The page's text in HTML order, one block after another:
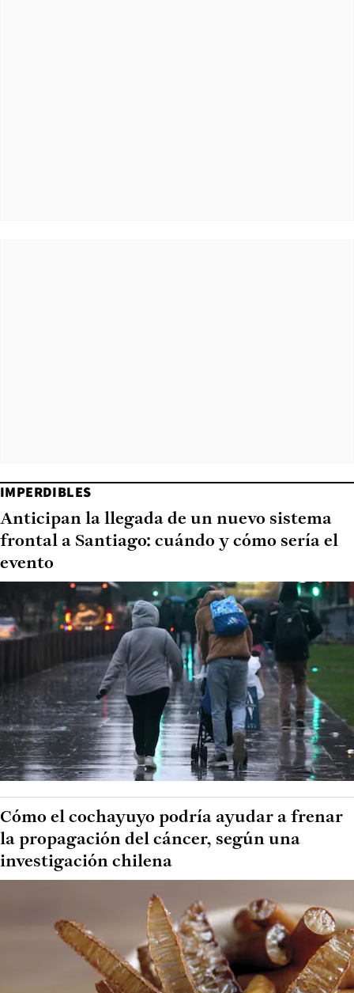
IMPERDIBLES
Anticipan la llegada de un nuevo sistema
frontal a Santiago: cuándo y cómo sería el
evento
Cómo el cochayuyo podría ayudar a frenar
la propagación del cáncer, según una
investigación chilena